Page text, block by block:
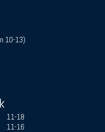
10-13)
11-18
11-16